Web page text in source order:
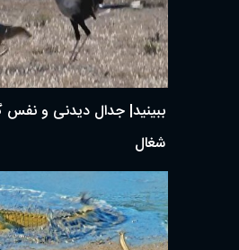
ببینید| جدال دیدنی و نفس
شغال